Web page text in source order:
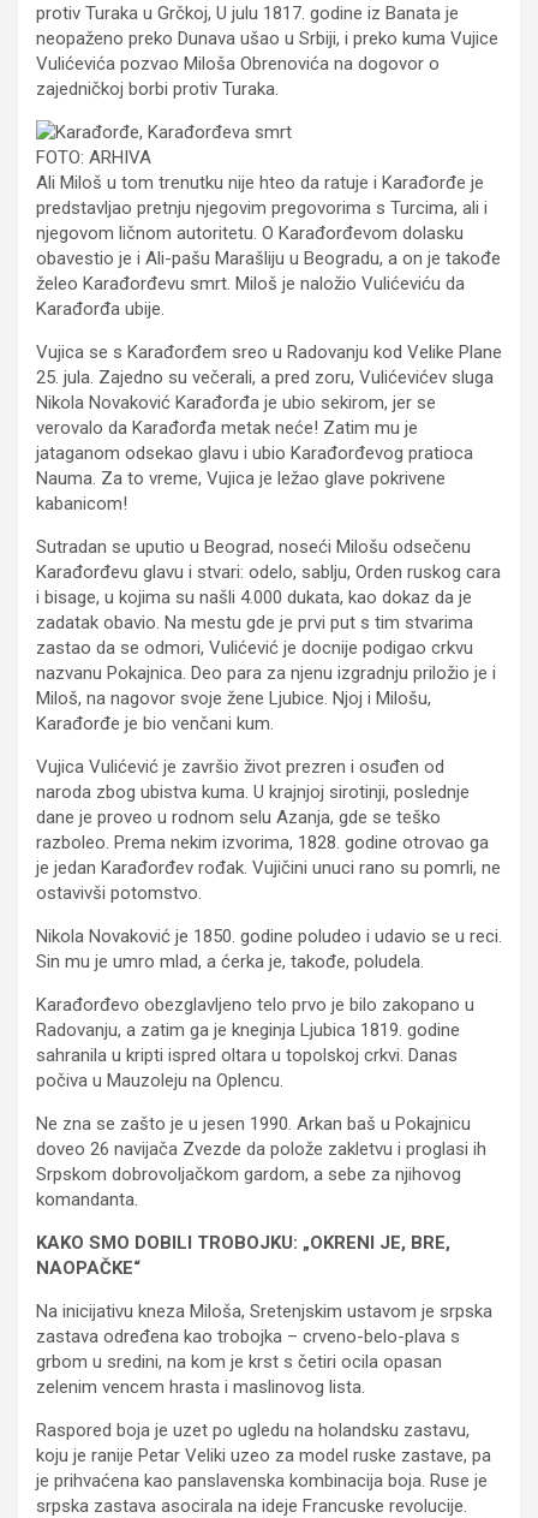
protiv Turaka u Grčkoj, U julu 1817. godine iz Banata je
neopaženo preko Dunava ušao u Srbiji, i preko kuma Vujice
Vulićevića pozvao Miloša Obrenovića na dogovor o
zajedničkoj borbi protiv Turaka.
FOTO: ARHIVA
Ali Miloš u tom trenutku nije hteo da ratuje i Karađorđe je
predstavljao pretnju njegovim pregovorima s Turcima, ali i
njegovom ličnom autoritetu. O Karađorđevom dolasku
obavestio je i Ali-pašu Marašliju u Beogradu, a on je takođe
želeo Karađorđevu smrt. Miloš je naložio Vulićeviću da
Karađorđa ubije.
Vujica se s Karađorđem sreo u Radovanju kod Velike Plane
25. jula. Zajedno su večerali, a pred zoru, Vulićevićev sluga
Nikola Novaković Karađorđa je ubio sekirom, jer se
verovalo da Karađorđa metak neće! Zatim mu je
jataganom odsekao glavu i ubio Karađorđevog pratioca
Nauma. Za to vreme, Vujica je ležao glave pokrivene
kabanicom!
Sutradan se uputio u Beograd, noseći Milošu odsečenu
Karađorđevu glavu i stvari: odelo, sablju, Orden ruskog cara
i bisage, u kojima su našli 4.000 dukata, kao dokaz da je
zadatak obavio. Na mestu gde je prvi put s tim stvarima
zastao da se odmori, Vulićević je docnije podigao crkvu
nazvanu Pokajnica. Deo para za njenu izgradnju priložio je i
Miloš, na nagovor svoje žene Ljubice. Njoj i Milošu,
Karađorđe je bio venčani kum.
Vujica Vulićević je završio život prezren i osuđen od
naroda zbog ubistva kuma. U krajnjoj sirotinji, poslednje
dane je proveo u rodnom selu Azanja, gde se teško
razboleo. Prema nekim izvorima, 1828. godine otrovao ga
je jedan Karađorđev rođak. Vujičini unuci rano su pomrli, ne
ostavivši potomstvo.
Nikola Novaković je 1850. godine poludeo i udavio se u reci.
Sin mu je umro mlad, a ćerka je, takođe, poludela.
Karađorđevo obezglavljeno telo prvo je bilo zakopano u
Radovanju, a zatim ga je kneginja Ljubica 1819. godine
sahranila u kripti ispred oltara u topolskoj crkvi. Danas
počiva u Mauzoleju na Oplencu.
Ne zna se zašto je u jesen 1990. Arkan baš u Pokajnicu
doveo 26 navijača Zvezde da polože zakletvu i proglasi ih
Srpskom dobrovoljačkom gardom, a sebe za njihovog
komandanta.
KAKO SMO DOBILI TROBOJKU: „OKRENI JE, BRE,
NAOPAČKE“
Na inicijativu kneza Miloša, Sretenjskim ustavom je srpska
zastava određena kao trobojka – crveno-belo-plava s
grbom u sredini, na kom je krst s četiri ocila opasan
zelenim vencem hrasta i maslinovog lista.
Raspored boja je uzet po ugledu na holandsku zastavu,
koju je ranije Petar Veliki uzeo za model ruske zastave, pa
je prihvaćena kao panslavenska kombinacija boja. Ruse je
srpska zastava asocirala na ideje Francuske revolucije.